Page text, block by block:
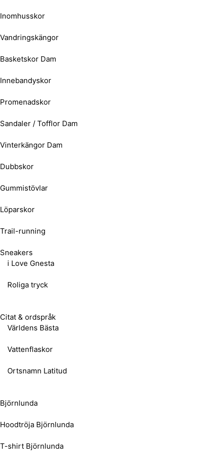
Inomhusskor
Vandringskängor
Basketskor Dam
Innebandyskor
Promenadskor
Sandaler / Tofflor Dam
Vinterkängor Dam
Dubbskor
Gummistövlar
Löparskor
Trail-running
Sneakers
i Love Gnesta
Roliga tryck
Citat & ordspråk
Världens Bästa
Vattenflaskor
Ortsnamn Latitud
Björnlunda
Hoodtröja Björnlunda
T-shirt Björnlunda